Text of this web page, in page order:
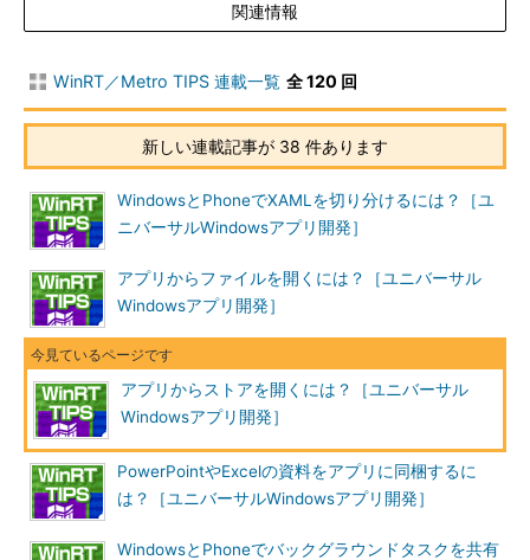
関連情報
WinRT／Metro TIPS 連載一覧 全 120 回
新しい連載記事が 38 件あります
WindowsとPhoneでXAMLを切り分けるには？［ユ
ニバーサルWindowsアプリ開発］
アプリからファイルを開くには？［ユニバーサル
Windowsアプリ開発］
アプリからストアを開くには？［ユニバーサル
Windowsアプリ開発］
PowerPointやExcelの資料をアプリに同梱するに
は？［ユニバーサルWindowsアプリ開発］
WindowsとPhoneでバックグラウンドタスクを共有